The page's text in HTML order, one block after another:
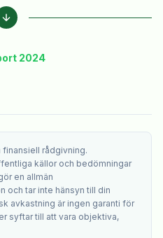
2024
rådgivning.
källor och bedömningar
en allmän
och tar inte hänsyn till din
avkastning är ingen garanti för
syftar till att vara objektiva,